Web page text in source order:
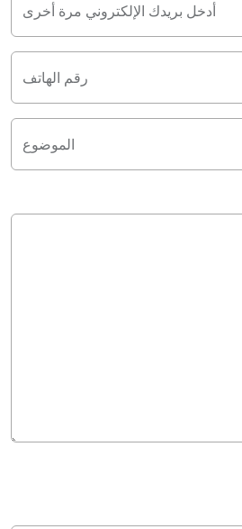
أدخل بريدك الإلكتروني مرة أخرى
رقم الهاتف
الموضوع